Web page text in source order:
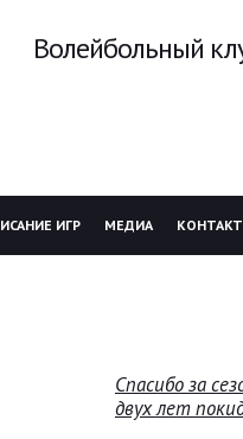
Волейбольный
ИГР МЕДИА
Спасибо за
двух лет